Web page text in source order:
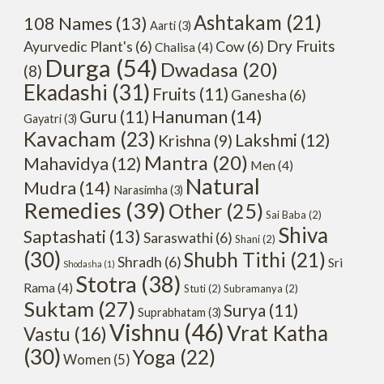
108 Names (13) Aarti(3) Ashtakam (21)
Ayurvedic Plant's (6) Chalisa(4) Cow(6) Dry Fruits
(8) Durga (54) Dwadasa (20)
Ekadashi (31) Fruits (11) Ganesha (6)
Gayatri(3) Guru (11) Hanuman (14)
Kavacham (23) Krishna (9) Lakshmi (12)
Mahavidya (12) Mantra (20) Men(4)
Mudra (14) Narasimha (3) Natural
Remedies (39) Other (25) Sai Baba (2)
Saptashati (13) Saraswathi(6) Shani(2) Shiva
(30) Shodasha (1) Shradh (6)Shubh Tithi (21) Sri
Rama(4) Stotra (38) Stuti(2) Subramanya (2)
Suktam (27) Suprabhatam (3) Surya (11)
Vastu (16)Vishnu (46)Vrat Katha
(30)Women (5)Yoga (22)